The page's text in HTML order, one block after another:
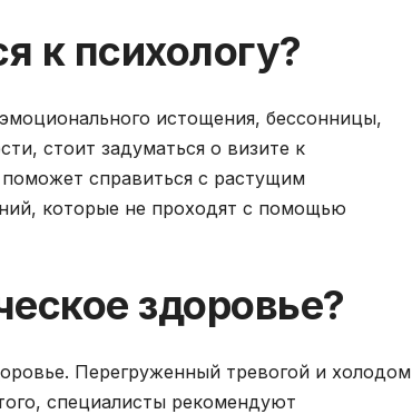
к психологу?
истощения, бессонницы,
стоит задуматься о визите к
справиться с растущим
которые не проходят с помощью
здоровье?
Перегруженный тревогой и холодом
специалисты рекомендуют